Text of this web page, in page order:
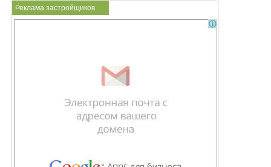
Реклама застройщиков